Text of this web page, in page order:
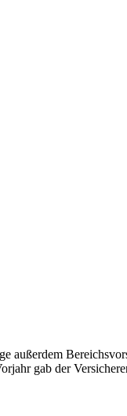
außerdem
gab der